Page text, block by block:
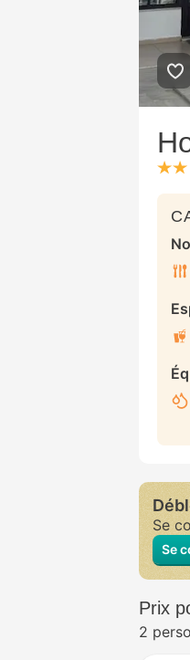
Se
Se
Prix
2